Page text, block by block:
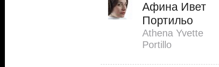
Афина Ивет
Портильо
Athena Yvette
Portillo